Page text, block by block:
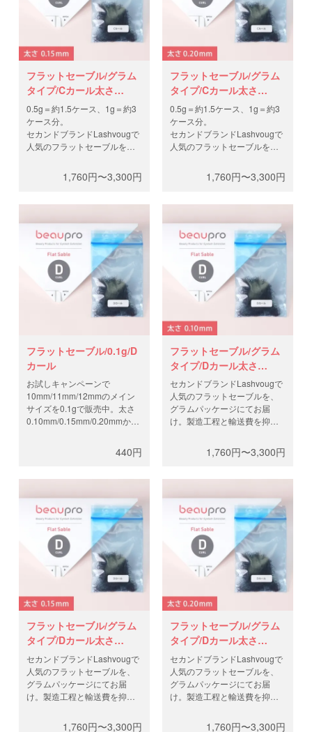
フラットセーブル/グラム
タイプ/Cカール太さ
0.15mm
0.5g＝約1.5ケース、1g＝約3
ケース分。
セカンドブランドLashvougで
人気のフラットセーブルを、
け。製造工程と輸送費を抑
え、高品質なフラットラッシ
1,760円〜3,300円
フラットセーブル/グラム
タイプ/Cカール太さ
0.20mm
0.5g＝約1.5ケース、1g＝約3
ケース分。
セカンドブランドLashvougで
人気のフラットセーブルを、
け。製造工程と輸送費を抑
え、高品質なフラットラッシ
1,760円〜3,300円
フラットセーブル/0.1g/D
カール
お試しキャンペーンで
10mm/11mm/12mmのメイン
サイズを0.1gで販売中。太さ
0.10mm/0.15mm/0.20mmから
ランドLashvougで人気のフラ
ットセーブルを、グラムパッ
ラットラッシュを低価格で。
440円
フラットセーブル/グラム
タイプ/Dカール太さ
0.10mm
セカンドブランドLashvougで
人気のフラットセーブルを、
グラムパッケージにてお届
け。製造工程と輸送費を抑
ュを低価格で。0.5gと1gから
お選びください。
1,760円〜3,300円
フラットセーブル/グラム
タイプ/Dカール太さ
0.15mm
セカンドブランドLashvougで
人気のフラットセーブルを、
グラムパッケージにてお届
け。製造工程と輸送費を抑
ュを低価格で。0.5gと1gから
1,760円〜3,300円
フラットセーブル/グラム
タイプ/Dカール太さ
0.20mm
セカンドブランドLashvougで
人気のフラットセーブルを、
グラムパッケージにてお届
け。製造工程と輸送費を抑
ュを低価格で。0.5gと1gから
1,760円〜3,300円